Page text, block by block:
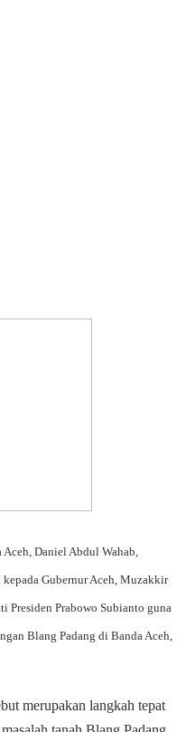
Aceh, Daniel Abdul Wahab,
Gubernur Aceh, Muzakkir
Presiden Prabowo Subianto guna
Blang Padang di Banda Aceh,
merupakan langkah tepat